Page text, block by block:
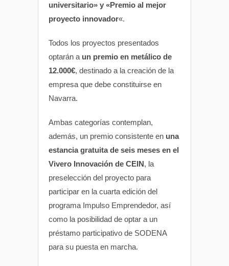
universitario» y «Premio al mejor
proyecto innovador«.
Todos los proyectos presentados
optarán a un premio en metálico de
12.000€, destinado a la creación de la
empresa que debe constituirse en
Navarra.
Ambas categorías contemplan,
además, un premio consistente en una
estancia gratuita de seis meses en el
Vivero Innovación de CEIN , la
preselección del proyecto para
participar en la cuarta edición del
programa Impulso Emprendedor, así
como la posibilidad de optar a un
préstamo participativo de SODENA
para su puesta en marcha.